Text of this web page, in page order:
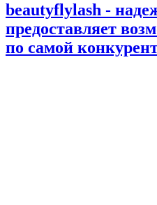
beautyflylash -
предоставляет
по самой